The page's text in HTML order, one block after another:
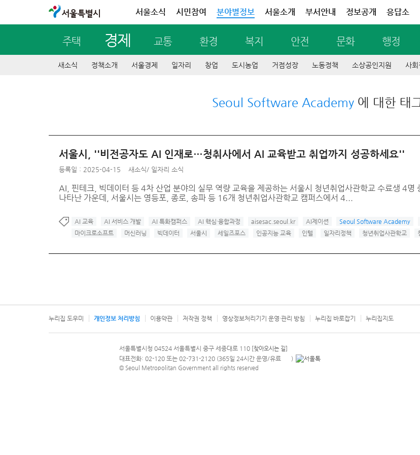
서울특별시 서울소식 시민참여 분야별정보 서울소개 부서안내 정보공개 응답소
주택 경제 교통 환경 복지 안전 문화 행정
새소식 정책소개 서울경제 일자리 창업 도시농업 거점성장 노동정책 소상공인지원 사회
Seoul Software Academy 에 대한 태
서울시, ''비전공자도 AI 인재로…청취사에서 AI 교육받고 취업까지 성공하세요''
등록일 : 2025-04-15 새소식/ 일자리 소식
AI, 핀테크, 빅데이터 등 4차 산업 분야의 실무 역량 교육을 제공하는 서울시 청년취업사관학교 수료생 4
나타난 가운데, 서울시는 영등포, 종로, 송파 등 16개 청년취업사관학교 캠퍼스에서 4...
AI 교육 AI 서비스 개발 AI 특화캠퍼스 AI 핵심・융합과정 aisesac.seoul.kr AI제이션 Seoul Software Academy
마이크로소프트
머신러닝 빅데이터 서울시 세일즈포스 인공지능 교육 인텔 일자리정책 청년취업사관학교
누리집 도우미 개인정보 처리방침 이용약관 저작권 정책 영상정보처리기기 운영·관리 방침 누리집 바로잡기 누리집지도
문의 전화번호 120, 120 다산콜재단
서울특별시청 04524 서울특별시 중구 세종대로 110 [찾아오시는 길]
대표전화: 02-120 또는 02-731-2120 (365일 24시간 운영/유료 안내팝업 열기
)
© Seoul Metropolitan Government all rights reserved